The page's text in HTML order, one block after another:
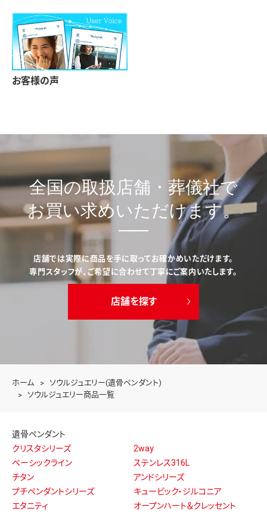
ホーム
ソウルジュエリー(遺骨ペンダント)
ソウルジュエリー商品一覧
お客様の声
全国の取扱店舗・葬儀社で
お買い求めいただけます。
店舗では実際に商品を手に取ってお確かめいただけます。
専門スタッフが、ご希望に合わせて丁寧にご案内いたします。
店舗を探す
遺骨ペンダント
クリスタシリーズ
2way
ベーシックライン
ステンレス316L
チタン
アンドシリーズ
プチペンダントシリーズ
キュービック・ジルコニア
エタニティ
オープンハート＆クレッセント